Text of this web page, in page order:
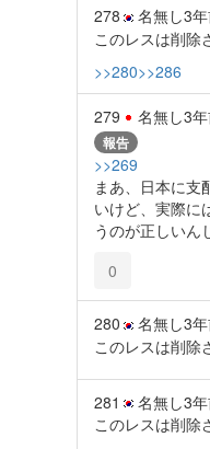
278 名無し3
このレスは削除
>>280>>286
279 名無し3
報告
>>269
まあ、日本に支
いけど、実際に
うのが正しいん
0
280 名無し3
このレスは削除
281 名無し3
このレスは削除